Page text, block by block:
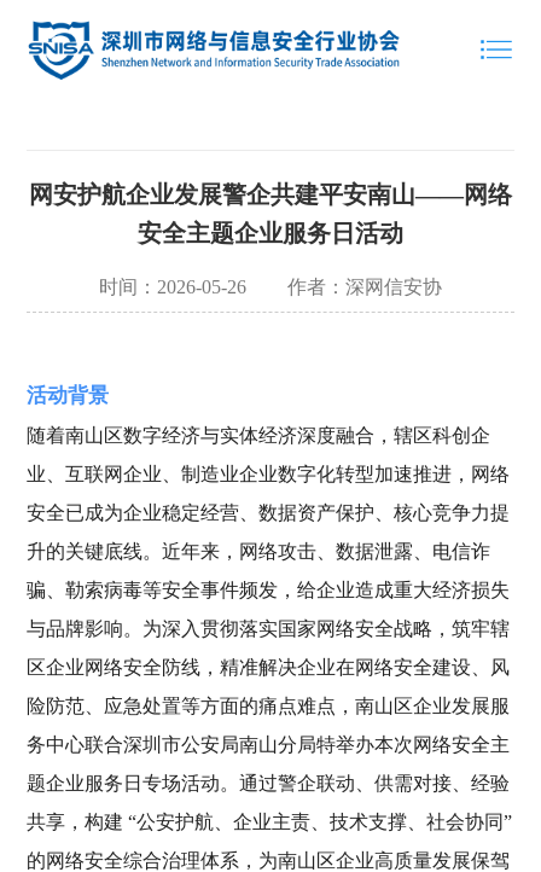
网安护航企业发展警企共建平安南山——网络
安全主题企业服务日活动
时间：2026-05-26 作者：深网信安协
活动背景
随着南山区数字经济与实体经济深度融合，辖区科创企
业、互联网企业、制造业企业数字化转型加速推进，网络
安全已成为企业稳定经营、数据资产保护、核心竞争力提
升的关键底线。近年来，网络攻击、数据泄露、电信诈
骗、勒索病毒等安全事件频发，给企业造成重大经济损失
与品牌影响。为深入贯彻落实国家网络安全战略，筑牢辖
区企业网络安全防线，精准解决企业在网络安全建设、风
险防范、应急处置等方面的痛点难点，南山区企业发展服
务中心联合深圳市公安局南山分局特举办本次网络安全主
题企业服务日专场活动。通过警企联动、供需对接、经验
共享，构建 “公安护航、企业主责、技术支撑、社会协同”
的网络安全综合治理体系，为南山区企业高质量发展保驾